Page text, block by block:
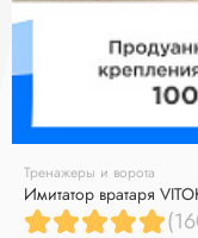
Тренажеры и ворота
Имитатор вратаря